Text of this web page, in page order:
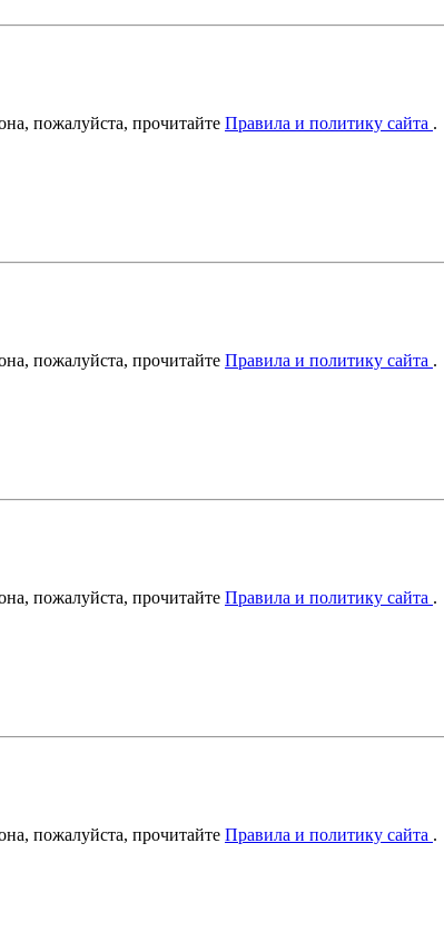
пожалуйста, прочитайте Правила и политику сайта .
пожалуйста, прочитайте Правила и политику сайта .
пожалуйста, прочитайте Правила и политику сайта .
пожалуйста, прочитайте Правила и политику сайта .